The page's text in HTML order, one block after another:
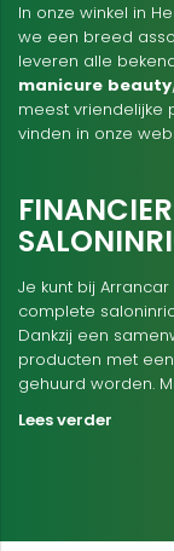
In onze winkel in
we een breed
leveren alle
manicure beauty
meest vriendelijke
vinden in onze
Je kunt bij
complete
Dankzij een
producten met
gehuurd worden.
Lees verder